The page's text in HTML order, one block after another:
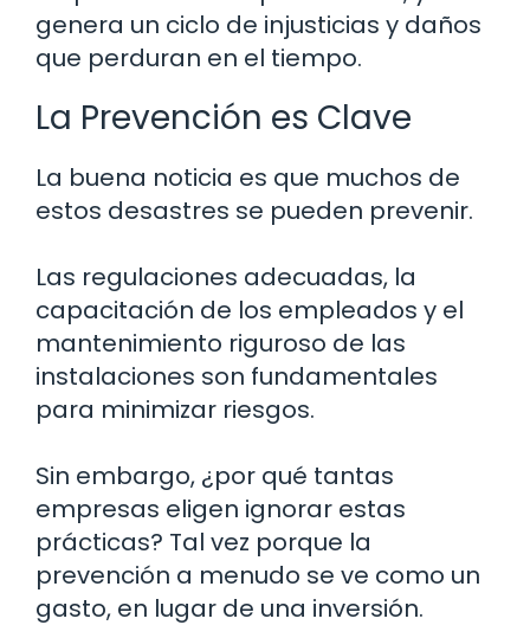
genera un ciclo de injusticias y daños
que perduran en el tiempo.
La Prevención es Clave
La buena noticia es que muchos de
estos desastres se pueden prevenir.
Las regulaciones adecuadas, la
capacitación de los empleados y el
mantenimiento riguroso de las
instalaciones son fundamentales
para minimizar riesgos.
Sin embargo, ¿por qué tantas
empresas eligen ignorar estas
prácticas? Tal vez porque la
prevención a menudo se ve como un
gasto, en lugar de una inversión.